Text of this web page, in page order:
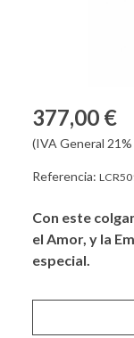
377,00 €
(IVA General
Referencia:
Con este
el Amor, y la
especial.